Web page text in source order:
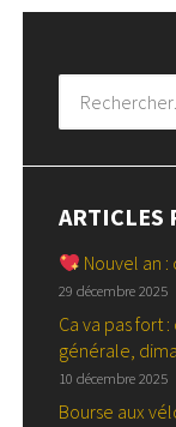
Rechercher :
ARTICLES
Nouvel an :
29 décembre 2025
Ca va pas fort
générale,
10 décembre 2025
Bourse aux